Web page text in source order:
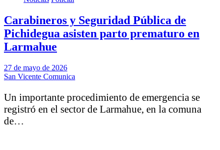
Carabineros y Seguridad Pública de
Pichidegua asisten parto prematuro en
Larmahue
27 de mayo de 2026
San Vicente Comunica
Un importante procedimiento de emergencia se
registró en el sector de Larmahue, en la comuna
de…